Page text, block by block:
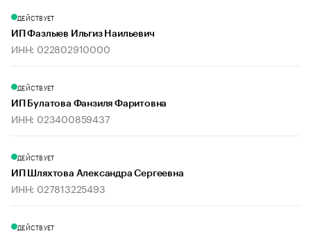
ДЕЙСТВУЕТ
ИП Фазлыев Ильгиз Наильевич
ИНН: 022802910000
ДЕЙСТВУЕТ
ИП Булатова Фанзиля Фаритовна
ИНН: 023400859437
ДЕЙСТВУЕТ
ИП Шляхтова Александра Сергеевна
ИНН: 027813225493
ДЕЙСТВУЕТ